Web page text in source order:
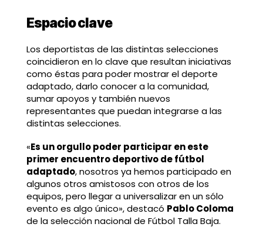
Espacio clave
Los deportistas de las distintas selecciones
coincidieron en lo clave que resultan iniciativas
como éstas para poder mostrar el deporte
adaptado, darlo conocer a la comunidad,
sumar apoyos y también nuevos
representantes que puedan integrarse a las
distintas selecciones.
«Es un orgullo poder participar en este
primer encuentro deportivo de fútbol
adaptado, nosotros ya hemos participado en
algunos otros amistosos con otros de los
equipos, pero llegar a universalizar en un sólo
evento es algo único», destacó Pablo Coloma
de la selección nacional de Fútbol Talla Baja.